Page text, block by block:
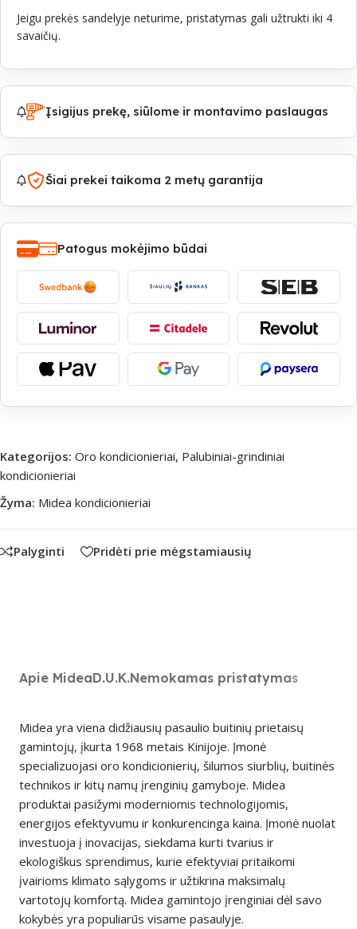
Jeigu prekės sandelyje neturime, pristatymas gali užtrukti iki 4
savaičių.
Įsigijus prekę, siūlome ir montavimo paslaugas
Šiai prekei taikoma 2 metų garantija
Patogus mokėjimo būdai
Kategorijos: Oro kondicionieriai, Palubiniai-grindiniai
kondicionieriai
Žyma: Midea kondicionieriai
Palyginti Pridėti prie mėgstamiausių
Apie MideaD.U.K.Nemokamas pristatymas
Midea yra viena didžiausių pasaulio buitinių prietaisų
gamintojų, įkurta 1968 metais Kinijoje. Įmonė
specializuojasi oro kondicionierių, šilumos siurblių, buitinės
technikos ir kitų namų įrenginių gamyboje. Midea
produktai pasižymi moderniomis technologijomis,
energijos efektyvumu ir konkurencinga kaina. Įmonė nuolat
investuoja į inovacijas, siekdama kurti tvarius ir
ekologiškus sprendimus, kurie efektyviai pritaikomi
įvairioms klimato sąlygoms ir užtikrina maksimalų
vartotojų komfortą. Midea gamintojo įrenginiai dėl savo
kokybės yra populiarūs visame pasaulyje.